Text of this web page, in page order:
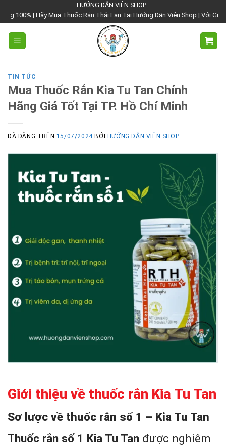
đến
nội
dung
HƯỚNG DẪN VIÊN SHOP
Mua Thuốc Rắn Thái Lan Tại Hướng Dẫn Viên Shop | Với Giá Tốt Nhất
TIN TỨC
Mua Thuốc Rắn Kia Tu Tan Chính
Hãng Giá Tốt Tại TP. Hồ Chí Minh
ĐÃ ĐĂNG TRÊN 15/07/2024 BỞI HƯỚNG DẪN VIÊN SHOP
Giới thiệu về thuốc rắn Kia Tu Tan
Sơ lược về thuốc rắn số 1 – Kia Tu Tan
Thuốc rắn số 1 Kia Tu Tan được nghiêm